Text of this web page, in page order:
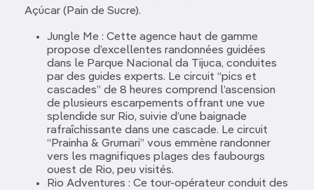
Açúcar (Pain de Sucre).
Jungle Me : Cette agence haut de gamme
propose d’excellentes randonnées guidées
dans le Parque Nacional da Tijuca, conduites
par des guides experts. Le circuit “pics et
cascades” de 8 heures comprend l’ascension
de plusieurs escarpements offrant une vue
splendide sur Rio, suivie d’une baignade
rafraîchissante dans une cascade. Le circuit
“Prainha & Grumari” vous emmène randonner
vers les magnifiques plages des faubourgs
ouest de Rio, peu visités.
Rio Adventures : Ce tour-opérateur conduit des